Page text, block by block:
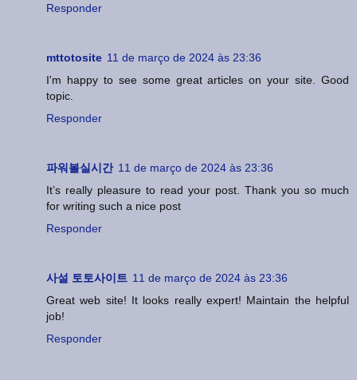
Responder
mttotosite 11 de março de 2024 às 23:36
I'm happy to see some great articles on your site. Good
topic.
Responder
파워볼실시간 11 de março de 2024 às 23:36
It’s really pleasure to read your post. Thank you so much
for writing such a nice post
Responder
사설 토토사이트 11 de março de 2024 às 23:36
Great web site! It looks really expert! Maintain the helpful
job!
Responder